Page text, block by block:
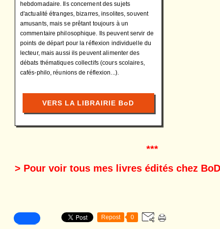
hebdomadaire. Ils concernent des sujets
d'actualité étranges, bizarres, insolites, souvent
amusants, mais se prêtant toujours à un
commentaire philosophique. Ils peuvent servir de
points de départ pour la réflexion individuelle du
lecteur, mais aussi ils peuvent alimenter des
débats thématiques collectifs (cours scolaires,
cafés-philo, réunions de réflexion...).
VERS LA LIBRAIRIE BoD
***
> Pour voir tous mes livres édités chez
Repost 0